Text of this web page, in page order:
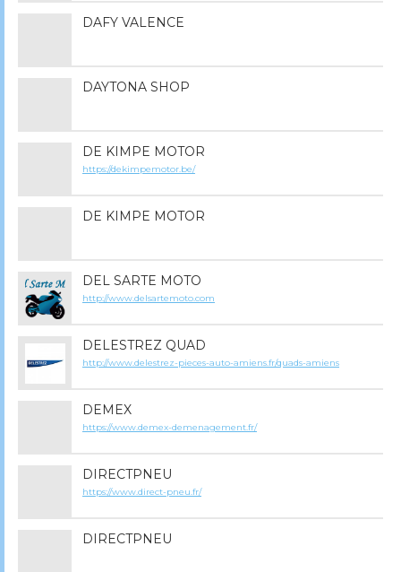
DAFY VALENCE
DAYTONA SHOP
DE KIMPE MOTOR
https://dekimpemotor.be/
DE KIMPE MOTOR
DEL SARTE MOTO
http://www.delsartemoto.com
DELESTREZ QUAD
http://www.delestrez-pieces-auto-amiens.fr/quads-amiens
DEMEX
https://www.demex-demenagement.fr/
DIRECTPNEU
https://www.direct-pneu.fr/
DIRECTPNEU